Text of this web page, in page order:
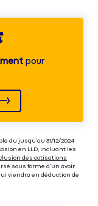
pour
du jusqu’au 31/12/2024
en LLD, incluant les
des cotisations
sous forme d’un avoir
viendra en déduction de